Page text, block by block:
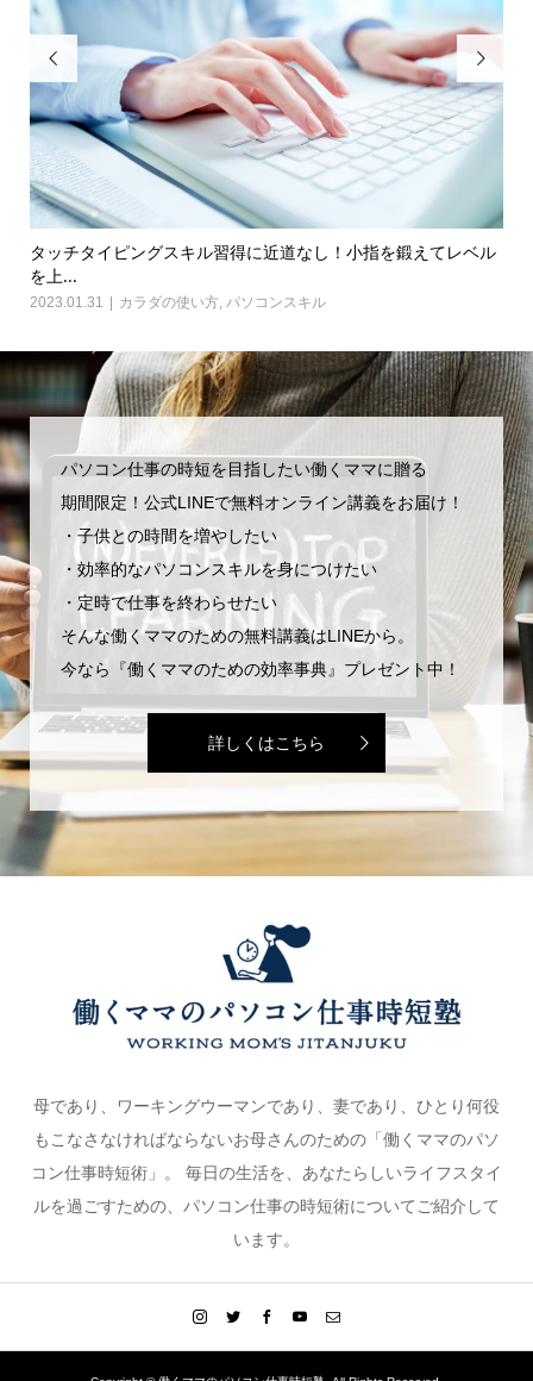

タッチタイピングスキル習得に近道なし！小指を鍛えてレベル
を上...
2023.01.31 カラダの使い方, パソコンスキル

パソコン仕事の時短を目指したい働くママに贈る
期間限定！公式LINEで無料オンライン講義をお届け！
・子供との時間を増やしたい
・効率的なパソコンスキルを身につけたい
・定時で仕事を終わらせたい
そんな働くママのための無料講義はLINEから。
今なら『働くママのための効率事典』プレゼント中！
詳しくはこちら
母であり、ワーキングウーマンであり、妻であり、ひとり何役
もこなさなければならないお母さんのための「働くママのパソ
コン仕事時短術」。 毎日の生活を、あなたらしいライフスタイ
ルを過ごすための、パソコン仕事の時短術についてご紹介して
います。